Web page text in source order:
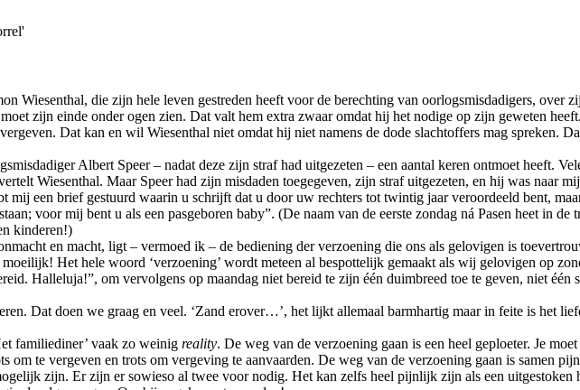
Wiesenthal, die zijn hele leven gestreden heeft voor de berechting van oorlogsmisdadigers, over
zijn einde onder ogen zien. Dat valt hem extra zwaar omdat hij het nodige op zijn geweten
Dat kan en wil Wiesenthal niet omdat hij niet namens de dode slachtoffers mag spreken.
Albert Speer – nadat deze zijn straf had uitgezeten – een aantal keren ontmoet heeft.
Wiesenthal. Maar Speer had zijn misdaden toegegeven, zijn straf uitgezeten, en hij was naar
mij een brief gestuurd waarin u schrijft dat u door uw rechters tot twintig jaar veroordeeld bent,
voor mij bent u als een pasgeboren baby”. (De naam van de eerste zondag ná Pasen heet in de
kinderen!)
en macht, ligt – vermoed ik – de bediening der verzoening die ons als gelovigen is
Het hele woord ‘verzoening’ wordt meteen al bespottelijk gemaakt als wij gelovigen op
Halleluja!”, om vervolgens op maandag niet bereid te zijn één duimbreed toe te geven, niet één
Dat doen we graag en veel. ‘Zand erover…’, het lijkt allemaal barmhartig maar in feite is het
familiediner’ vaak zo weinig reality. De weg van de verzoening gaan is een heel geploeter. Je
om te vergeven en trots om vergeving te aanvaarden. De weg van de verzoening gaan is samen
zijn. Er zijn er sowieso al twee voor nodig. Het kan zelfs heel pijnlijk zijn als een uitgestoken